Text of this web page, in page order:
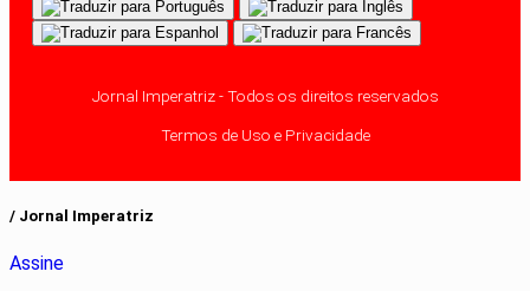
Jornal Imperatriz - Todos os direitos reservados
Termos de Uso e Privacidade
/ Jornal Imperatriz
Assine